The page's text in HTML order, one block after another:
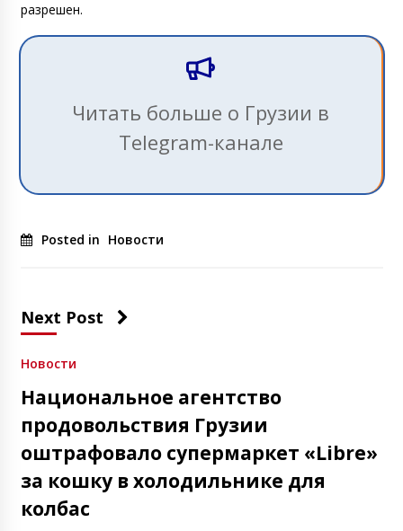
разрешен.
Читать больше о Грузии в
Telegram-канале
Posted in Новости
Next Post
Новости
Национальное агентство
продовольствия Грузии
оштрафовало супермаркет «Libre»
за кошку в холодильнике для
колбас